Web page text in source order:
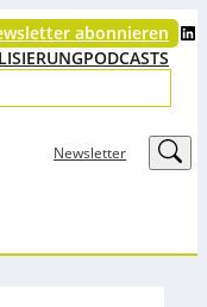
abonnieren LinkedIn
PODCASTS
Newsletter LinkedIn